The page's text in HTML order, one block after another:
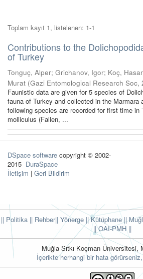
Toplam kayıt 1, listelenen: 1-1
Contributions to the
of Turkey
Tonguç, Alper; Grichanov, Igor; Koç,
Murat (Gazi Entomological Research Soc,
Faunistic data are given for 5 species of
fauna of Turkey and collected in the Marmara
following species are recorded for first time in
molliculus (Fallen, ...
DSpace software copyright © 2002-
2015 DuraSpace
İletişim | Geri Bildirim
|| Politika || Rehber|| Yönerge || Kütüphane||
||OAI-PMH ||
Muğla Sıtkı Koçman Üniversitesi,
İçerikte herhangi bir hata